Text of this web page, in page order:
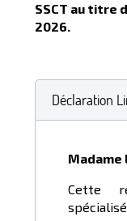
SSCT au titre
2026.
Déclaration
Cette